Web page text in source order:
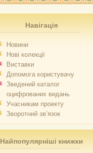
Навігація
Новини
Нові колекції
Виставки
Допомога користувачу
Зведений каталог
оцифрованих видань
Учасникам проекту
Зворотний зв’язок
Найпопулярніші книжки